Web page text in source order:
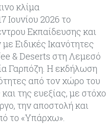
κλίμα
Ιουνίου 2026 το
Εκπαίδευσης και
Ειδικές Ικανότητες
& Deserts στη Λεμεσό
Γαρπόζη. Η εκδήλωση
από τον χώρο του
της ευεξίας, με στόχο
την αποστολή και
το «Υπάρχω».